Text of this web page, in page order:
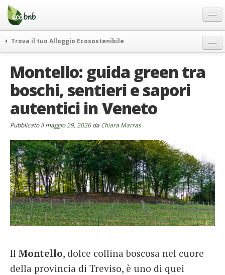
Menu
Salta
contenuto
Offerte Speciali
Regali
FAQ
Chi Siamo
Partner
Contatti
Italiano
German
English
Spanish
Italiano
Trova il tuo Alloggio Ecosostenibile
itinerari
curiosità
vivere e viaggiare verde
rassegna stampa
Montello: guida green tra
boschi, sentieri e sapori
autentici in Veneto
Pubblicato ilmaggio 29, 2026da Chiara Marras
Il Montello, dolce collina boscosa nel cuore
della provincia di Treviso, è uno di quei